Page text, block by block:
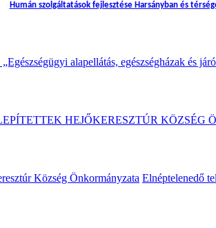
Humán szolgáltatások fejlesztése Harsányban és
alapellátás, egészségházak és
HEJŐKERESZTÚR
Község Önkormányzata Elnéptelenedő